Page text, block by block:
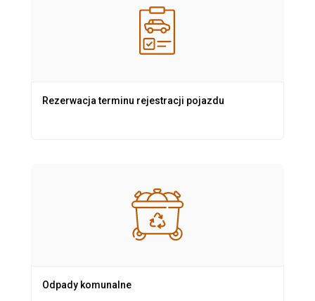
Rezerwacja terminu rejestracji pojazdu
Odpady komunalne